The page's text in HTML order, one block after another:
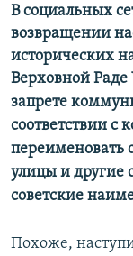
В социальных
возвращении
исторических
Верховной
запрете
соответствии с
переименовать
улицы и
советские
Похоже,